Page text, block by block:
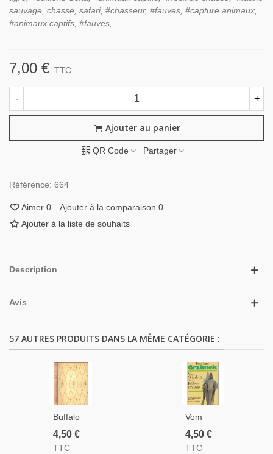
sauvage, chasse, safari, #chasseur, #fauves, #capture animaux,
#animaux captifs, #fauves,
7,00 € TTC
- +
Ajouter au panier
QR Code Partager
Référence: 664
Aimer 0 Ajouter à la comparaison 0
Ajouter à la liste de souhaits
Description
Avis
57 AUTRES PRODUITS DANS LA MÊME CATÉGORIE :
Buffalo
Bill,
Paluel-
4,50 €
TTC
Vom
Grizzlybär
Zur
4,50 €
TTC